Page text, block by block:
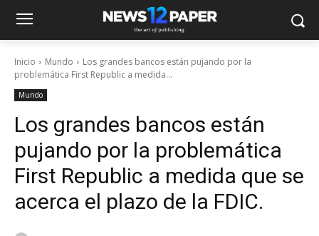
Inicio Mundo
Los grandes bancos están pujando por la
problemática First Republic a medida...
Mundo
Los grandes bancos están
pujando por la problemática
First Republic a medida que se
acerca el plazo de la FDIC.